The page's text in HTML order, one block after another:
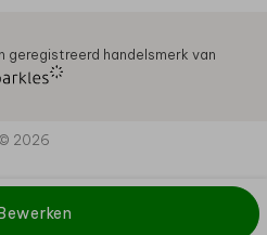
geregistreerd handelsmerk van
© 2026